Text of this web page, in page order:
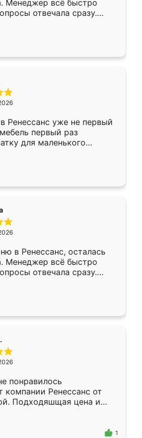
Менеджер всё быстро
отвечала сразу.
в субботу, подошёл к
Собрали
аккуратно, даже
Ренессанс уже не первый
первый раз
для маленького
рождении ,во второй раз
По качеству очень
быстрая,
он более разнообразный.
что-то потребуется из
только здесь.
в Ренессанс, осталась
Менеджер всё быстро
отвечала сразу.
в субботу, подошёл к
Собрали
аккуратно, даже
понравилось
компании Ренессанс от
Подходяшщая цена и
Приехавший
Владислав
эскизу самый
1